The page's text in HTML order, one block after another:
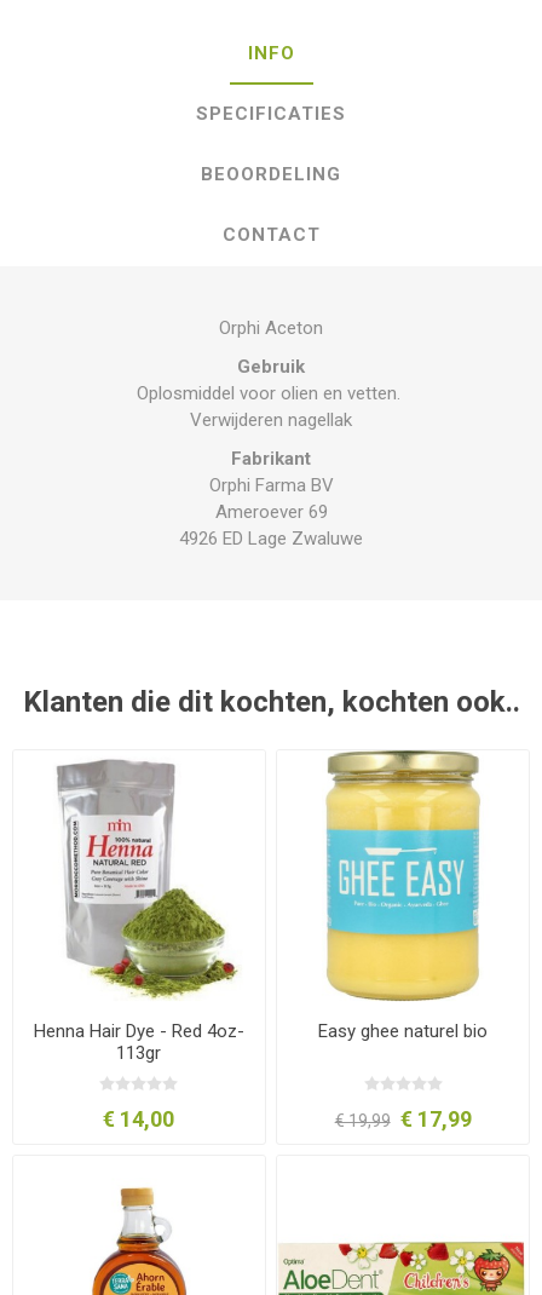
INFO
SPECIFICATIES
BEOORDELING
CONTACT
Orphi Aceton
Gebruik
Oplosmiddel voor olien en vetten.
Verwijderen nagellak
Fabrikant
Orphi Farma BV
Ameroever 69
4926 ED Lage Zwaluwe
Klanten die dit kochten, kochten ook..
Henna Hair Dye - Red 4oz-
113gr
€ 14,00
Easy ghee naturel bio
€ 19,99 € 17,99